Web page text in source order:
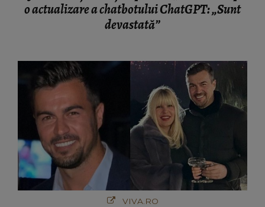
o actualizare a chatbotului ChatGPT: „Sunt
devastată”
VIVA.RO